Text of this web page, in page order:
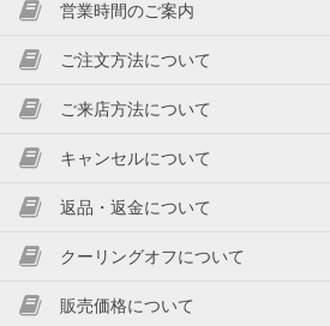
営業時間のご案内
ご注文方法について
ご来店方法について
キャンセルについて
返品・返金について
クーリングオフについて
販売価格について